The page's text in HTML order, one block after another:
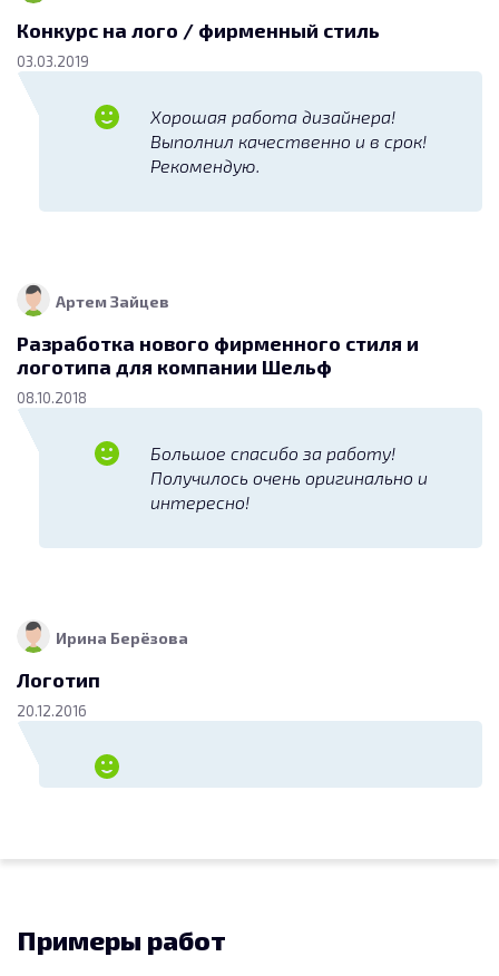
Конкурс на лого / фирменный стиль
03.03.2019
Хорошая работа дизайнера!
Выполнил качественно и в срок!
Рекомендую.
Артем Зайцев
Разработка нового фирменного стиля и
логотипа для компании Шельф
08.10.2018
Большое спасибо за работу!
Получилось очень оригинально и
интересно!
Ирина Берёзова
Логотип
20.12.2016
Примеры работ